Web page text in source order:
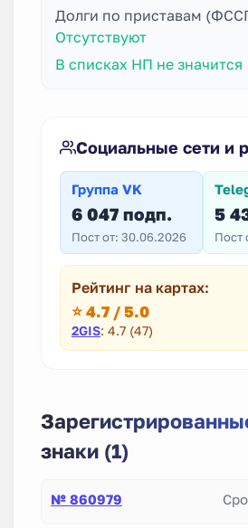
Долги по приставам
Отсутствуют
В списках НП не значится
Социальные сети и
Группа VK
6 047 подп.
Пост от: 30.06.2026
5
Пост
Рейтинг на картах:
⭐ 4.7 / 5.0
2GIS: 4.7 (47)
знаки (1)
№ 860979